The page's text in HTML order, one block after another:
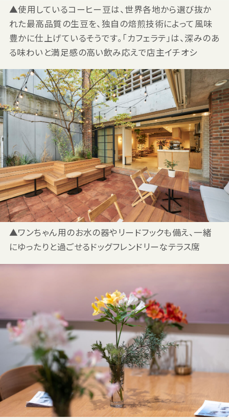
▲使用しているコーヒー豆は、世界各地から選び抜か
れた最高品質の生豆を、独自の焙煎技術によって風味
豊かに仕上げているそうです。「カフェラテ」は、深みのあ
る味わいと満足感の高い飲み応えで店主イチオシ
▲ワンちゃん用のお水の器やリードフックも備え、一緒
にゆったりと過ごせるドッグフレンドリーなテラス席